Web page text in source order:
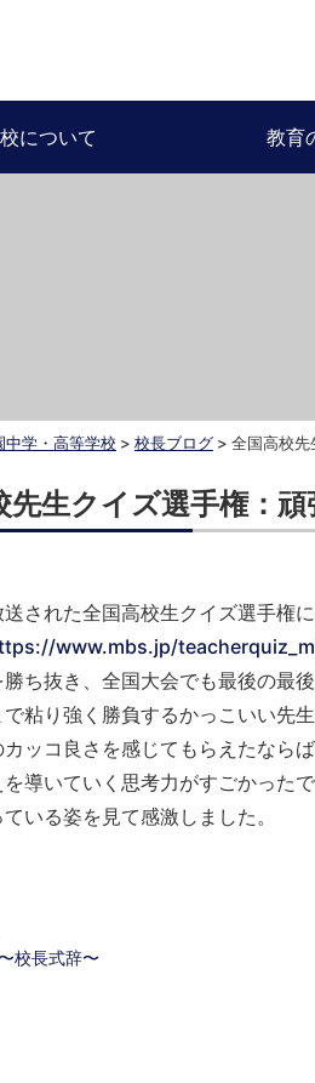
について 教育
中学・高等学校 > 校長ブログ > 全国高校先
先生クイズ選手権：頑
された全国高校生クイズ選手権
www.mbs.jp/
ち抜き、全国大会でも最後の最
粘り強く勝負するかっこいい先
カッコ良さを感じてもらえたなら
導いていく思考力がすごかった
いる姿を見て感激しました。
校長式辞〜